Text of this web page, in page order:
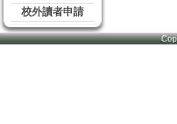
校外讀者申請